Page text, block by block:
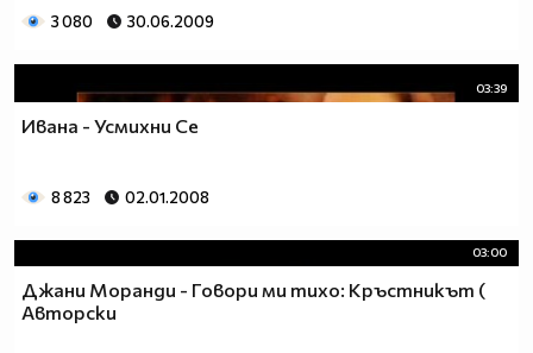
3 080 30.06.2009
03:39
Ивана - Усмихни Се
8 823 02.01.2008
03:00
Джани Моранди - Говори ми тихо: Кръстникът (
Авторски